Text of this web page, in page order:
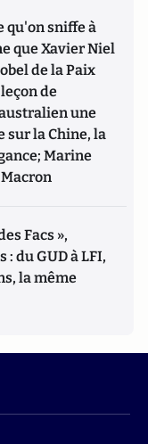
qu'on sniffe à
que Xavier Niel
de la Paix
de
une
sur la Chine, la
Marine
Facs »,
: du GUD à LFI,
la même